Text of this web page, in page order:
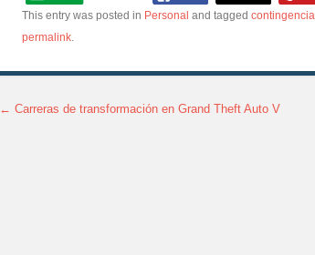
This entry was posted in Personal and tagged contingencia
permalink
Post navigation
← Carreras de transformación en Grand Theft Auto V